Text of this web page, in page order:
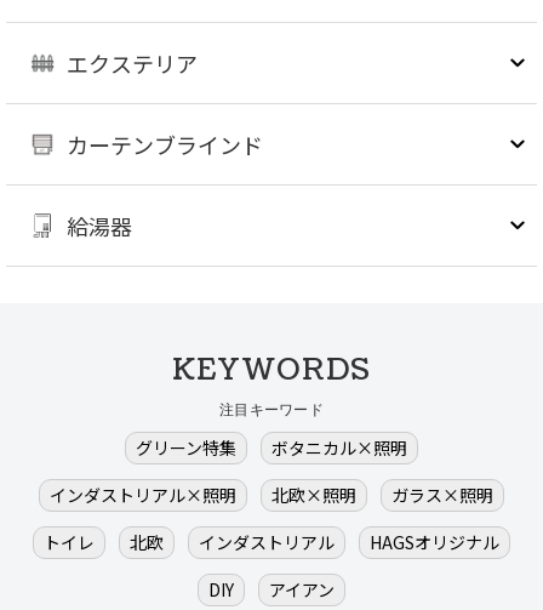
エクステリア
カーテンブラインド
給湯器
KEYWORDS
注目キーワード
グリーン特集
ボタニカル×照明
インダストリアル×照明
北欧×照明
ガラス×照明
トイレ
北欧 インダストリアル
HAGSオリジナル
DIY
アイアン